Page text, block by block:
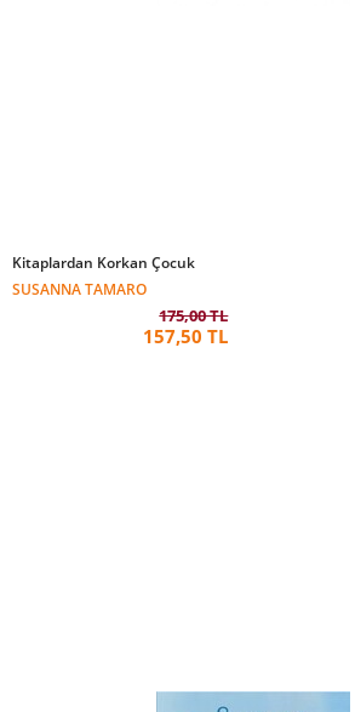
Kitaplardan Korkan Çocuk
SUSANNA TAMARO
175,00 TL
157,50 TL